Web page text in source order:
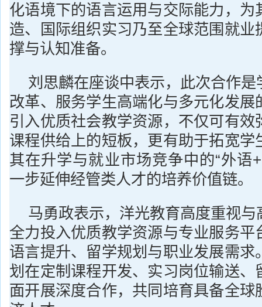
化语境下的语言运用与交际能力，为
造、国际组织实习乃至全球范围就业
撑与认知准备。
刘思麟在座谈中表示，此次合作
改革、服务学生高端化与多元化发展
引入优质社会教学资源，不仅可有效
课程供给上的短板，更有助于拓宽学
其在升学与就业市场竞争中的“外语
一步延伸经管类人才的培养价值链。
马勇政表示，洋光教育高度重视
全力投入优质教学资源与专业服务平
语言提升、留学规划与职业发展需求
划在定制课程开发、实习岗位输送、
面开展深度合作，共同培育具备全球